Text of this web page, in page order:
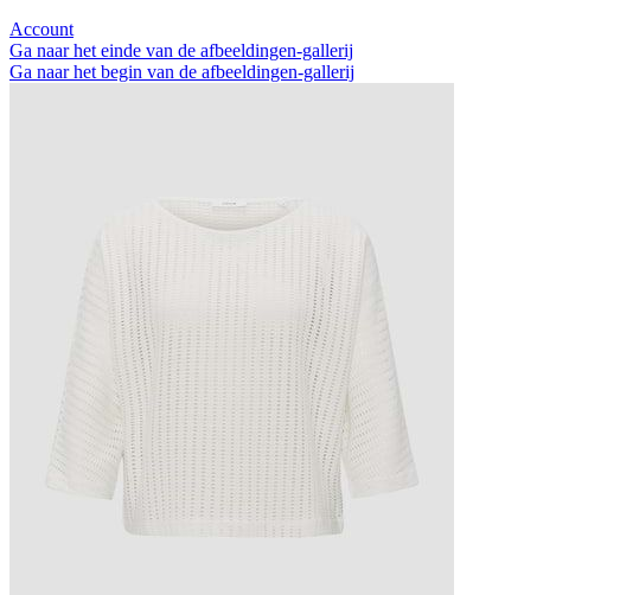
Account
Ga naar het einde van de afbeeldingen-gallerij
Ga naar het begin van de afbeeldingen-gallerij